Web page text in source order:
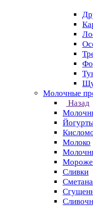
Молочные
Назад
Молоко
Сливки
Сметана